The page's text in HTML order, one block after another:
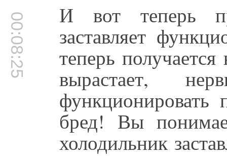
00:08:25 И вот теперь
заставляет
теперь
вырастает,
бред! Вы
холодильник